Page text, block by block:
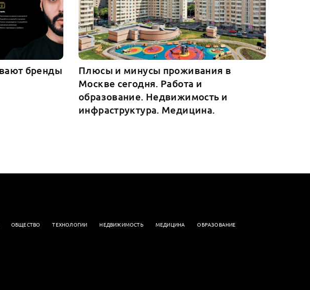
бренды
Плюсы и минусы проживания в
Москве сегодня. Работа и
образование. Недвижимость и
инфраструктура. Медицина.
OБЩЕСТВО ТЕХНОЛОГИИ НЕДВИЖИМОСТЬ МЕДИЦИНА
ОБРАЗОВАНИЕ